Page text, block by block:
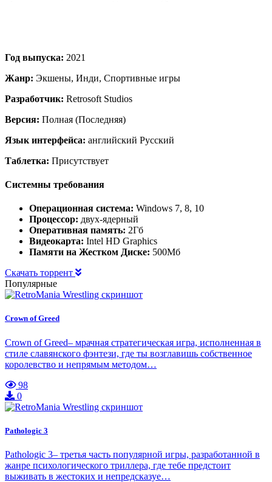
Год выпуска: 2021
Жанр: Экшены, Инди, Спортивные игры
Разработчик: Retrosoft Studios
Версия: Полная (Последняя)
Язык интерфейса: английский Русский
Таблетка: Присутствует
Системны требования
Операционная система: Windows 7, 8, 10
Процессор: двух-ядерный
Оперативная память: 2Гб
Видеокарта: Intel HD Graphics
Памяти на Жестком Диске: 500Мб
Скачать торрент
Популярные
Crown of Greed
Crown of Greed– мрачная стратегическая игра, исполненная в
стиле славянского фэнтези, где ты возглавишь собственное
королевство и непрямым методом…
98
0
Pathologic 3
Pathologic 3– третья часть популярной игры, разработанной в
жанре психологического триллера, где тебе предстоит
выживать в жестоких и непредсказуе…